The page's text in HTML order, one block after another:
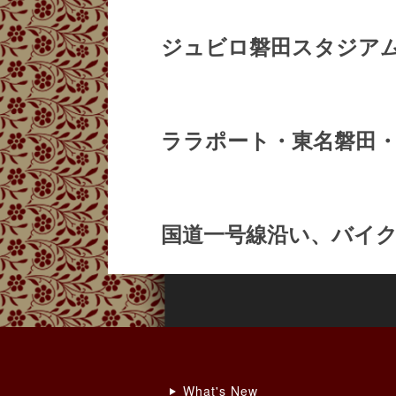
ジュビロ磐田スタジア
ララポート・東名磐田
国道一号線沿い、バイ
What's New